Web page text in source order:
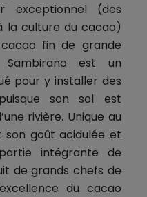
exceptionnel (des
la culture du cacao)
fin de grande
est un
pour y installer des
son sol est
rivière. Unique au
goût acidulée et
intégrante de
de grands chefs de
du cacao